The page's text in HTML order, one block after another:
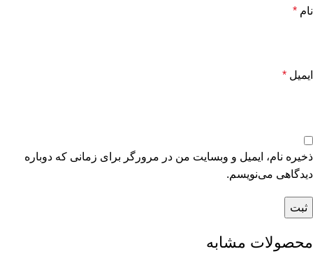
نام *
ایمیل *
ذخیره نام، ایمیل و وبسایت من در مرورگر برای زمانی که دوباره
دیدگاهی می‌نویسم.
محصولات مشابه